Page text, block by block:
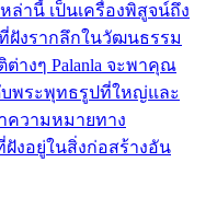
ล่านี้ เป็นเครื่องพิสูจน์ถึง
ฝังรากลึกในวัฒนธรรม
งๆ Palanla จะพาคุณ
บพระพุทธรูปที่ใหญ่และ
ความหมายทาง
งอยู่ในสิ่งก่อสร้างอัน